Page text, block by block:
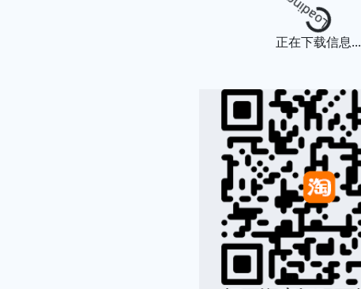
正在下载信息...